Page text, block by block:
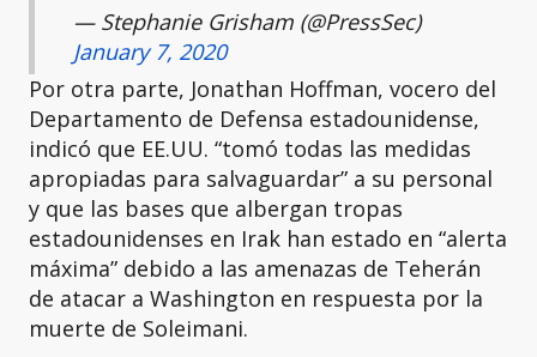
— Stephanie Grisham (@PressSec)
January 7, 2020
Por otra parte, Jonathan Hoffman, vocero del
Departamento de Defensa estadounidense,
indicó que EE.UU. “tomó todas las medidas
apropiadas para salvaguardar” a su personal
y que las bases que albergan tropas
estadounidenses en Irak han estado en “alerta
máxima” debido a las amenazas de Teherán
de atacar a Washington en respuesta por la
muerte de Soleimani.